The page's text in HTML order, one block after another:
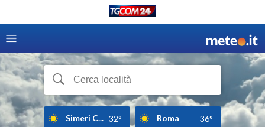
Simeri C... 32° Roma 36°